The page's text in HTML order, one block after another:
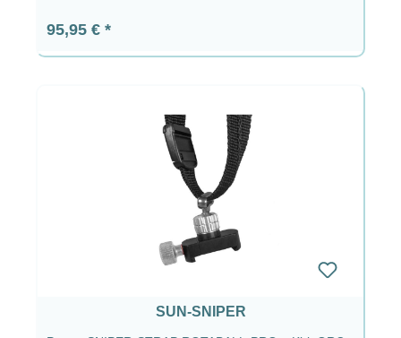
Prix régulier :
95,95 €
SUN-SNIPER